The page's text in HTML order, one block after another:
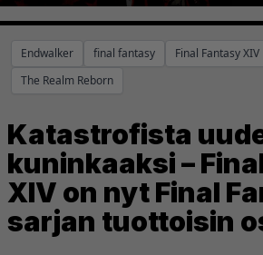
Endwalker final fantasy Final Fantasy XIV
The Realm Reborn
Katastrofista
kuninkaaksi –
XIV on nyt Final
sarjan tuottoisin